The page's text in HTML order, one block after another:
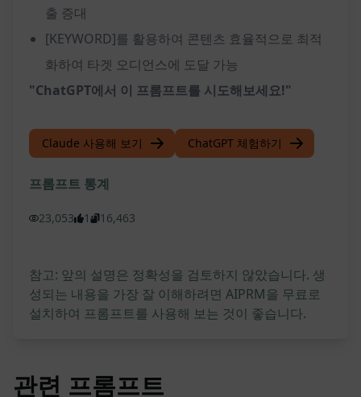
출 증대
[KEYWORD]를 활용하여 콘텐츠 효율적으로 최적
화하여 타겟 오디언스에 도달 가능
"ChatGPT에서 이 프롬프트를 시도해보세요!"
Claude 사용해 보기 ChatGPT 체험하기
프롬프트 통계
23,053 1 16,463
참고: 앞의 설명은 정확성을 검토하지 않았습니다. 생
성되는 내용을 가장 잘 이해하려면 AIPRM을 무료로
설치하여 프롬프트를 사용해 보는 것이 좋습니다.
관련 프롬프트